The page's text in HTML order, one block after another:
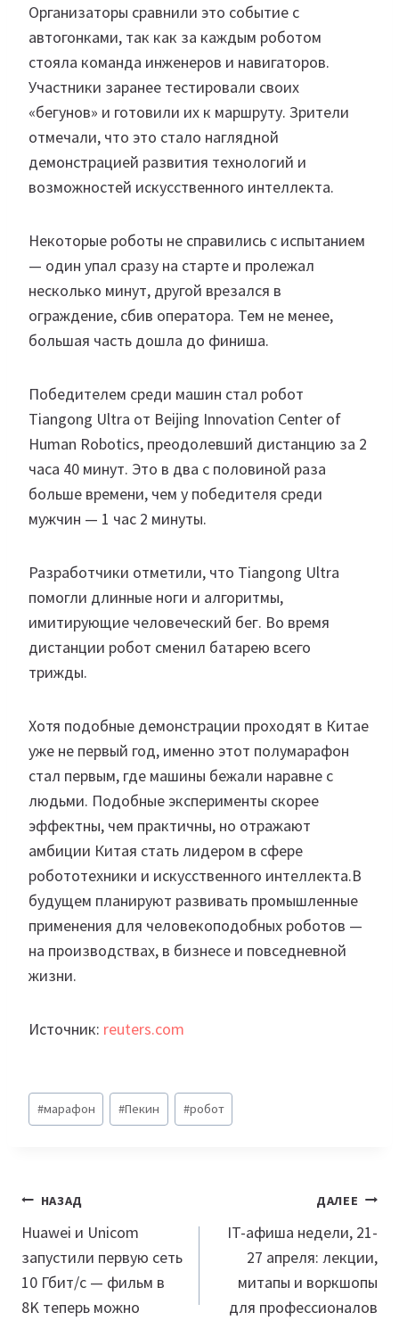
Организаторы сравнили это событие с
автогонками, так как за каждым роботом
стояла команда инженеров и навигаторов.
Участники заранее тестировали своих
«бегунов» и готовили их к маршруту. Зрители
отмечали, что это стало наглядной
демонстрацией развития технологий и
возможностей искусственного интеллекта.
Некоторые роботы не справились с испытанием
— один упал сразу на старте и пролежал
несколько минут, другой врезался в
ограждение, сбив оператора. Тем не менее,
большая часть дошла до финиша.
Победителем среди машин стал робот
Tiangong Ultra от Beijing Innovation Center of
Human Robotics, преодолевший дистанцию за 2
часа 40 минут. Это в два с половиной раза
больше времени, чем у победителя среди
мужчин — 1 час 2 минуты.
Разработчики отметили, что Tiangong Ultra
помогли длинные ноги и алгоритмы,
имитирующие человеческий бег. Во время
дистанции робот сменил батарею всего
трижды.
Хотя подобные демонстрации проходят в Китае
уже не первый год, именно этот полумарафон
стал первым, где машины бежали наравне с
людьми. Подобные эксперименты скорее
эффектны, чем практичны, но отражают
амбиции Китая стать лидером в сфере
робототехники и искусственного интеллекта.В
будущем планируют развивать промышленные
применения для человекоподобных роботов —
на производствах, в бизнесе и повседневной
жизни.
Источник: reuters.com
Метки
записи:
#марафон #Пекин #робот
Навигация
по
записям
НАЗАД
Huawei и Unicom
запустили первую сеть
10 Гбит/с — фильм в
8K теперь можно
ДАЛЕЕ
IT-афиша недели, 21-
27 апреля: лекции,
митапы и воркшопы
для профессионалов